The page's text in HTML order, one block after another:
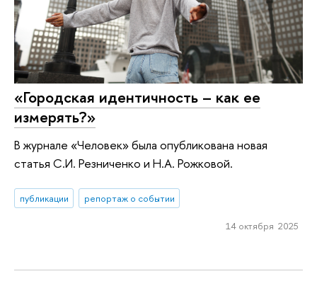
«Городская идентичность – как ее
измерять?»
В журнале «Человек» была опубликована новая
статья С.И. Резниченко и Н.А. Рожковой.
публикации репортаж о событии
14 октября 2025